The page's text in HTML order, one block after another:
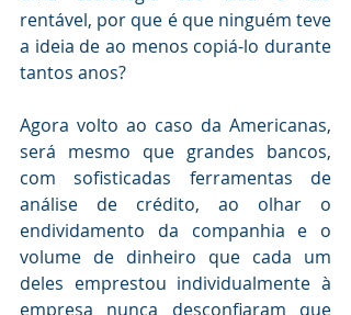
rentável, por que é que ninguém teve
a ideia de ao menos copiá-lo durante
tantos anos?
Agora volto ao caso da Americanas,
será mesmo que grandes bancos,
com sofisticadas ferramentas de
análise de crédito, ao olhar o
endividamento da companhia e o
volume de dinheiro que cada um
deles emprestou individualmente à
empresa nunca desconfiaram que